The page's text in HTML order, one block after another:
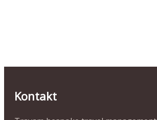
Kontakt